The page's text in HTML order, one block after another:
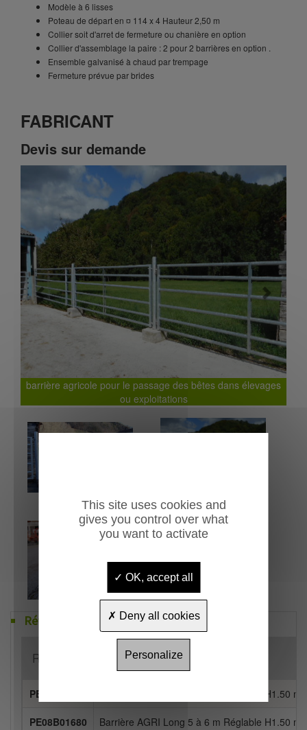
Modèle à 6 lisses
Poteau de départ en ¤ 114 x 4 Hauteur 2,50 m
Collier soit d'arret de fermeture ou chanière en option
Collier d'assemblage la paire : 2 pour 2 barrières en option .
Ensemble galvanisé à chaud par trempage
Fermeture prévue par brides
​FABRICANT
Devis sur demande
barrière agricole pour le passage des bêtes dans élevages
ou exploitations
Previous Next
Références
Référence Désignation
PE08A01680 Barrière AGRI Long 4 à 5 m Réglable H1.50 m
PE08B01680 Barrière AGRI Long 5 à 6 m Réglable H1.50 m
This site uses cookies and
gives you control over what
you want to activate
OK, accept all
Deny all cookies
Personalize